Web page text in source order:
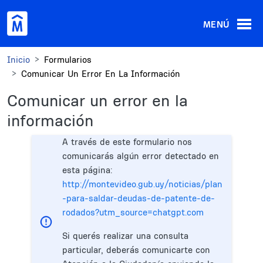
MENÚ
Inicio
Formularios
Comunicar Un Error En La Información
Comunicar un error en la
información
A través de este formulario nos
comunicarás algún error detectado en
esta página:
http://montevideo.gub.uy/noticias/plan
-para-saldar-deudas-de-patente-de-
rodados?utm_source=chatgpt.com
Si querés realizar una consulta
particular, deberás comunicarte con